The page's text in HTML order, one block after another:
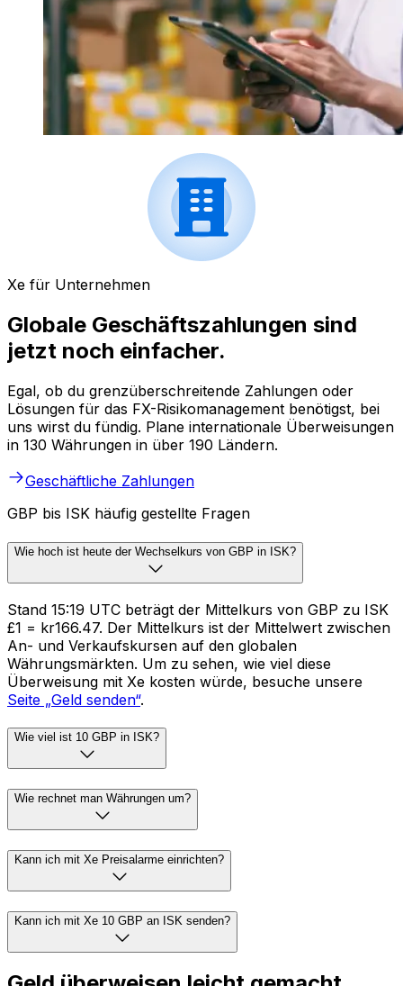
Xe für Unternehmen
Globale Geschäftszahlungen sind
jetzt noch einfacher.
Egal, ob du grenzüberschreitende Zahlungen oder
Lösungen für das FX-Risikomanagement benötigst, bei
uns wirst du fündig. Plane internationale Überweisungen
in 130 Währungen in über 190 Ländern.
Geschäftliche Zahlungen
GBP bis ISK häufig gestellte Fragen
Wie hoch ist heute der Wechselkurs von GBP in ISK?
Stand 15:19 UTC beträgt der Mittelkurs von GBP zu ISK
£1 = kr166.47. Der Mittelkurs ist der Mittelwert zwischen
An- und Verkaufskursen auf den globalen
Währungsmärkten. Um zu sehen, wie viel diese
Überweisung mit Xe kosten würde, besuche unsere
Seite „Geld senden“.
Wie viel ist 10 GBP in ISK?
Wie rechnet man Währungen um?
Kann ich mit Xe Preisalarme einrichten?
Kann ich mit Xe 10 GBP an ISK senden?